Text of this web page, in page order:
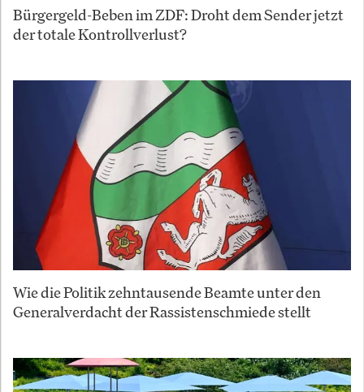
Bürgergeld-Beben im ZDF: Droht dem Sender jetzt
der totale Kontrollverlust?
Wie die Politik zehntausende Beamte unter den
Generalverdacht der Rassistenschmiede stellt